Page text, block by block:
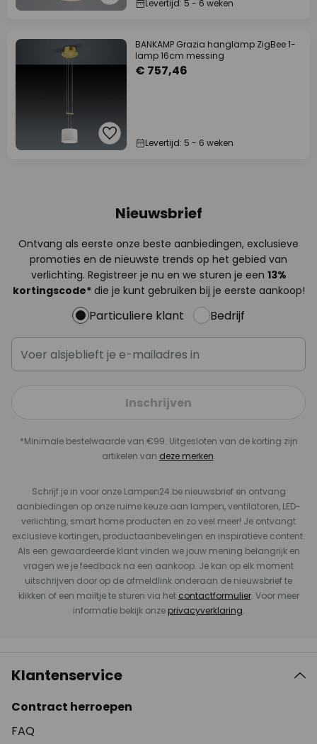
Levertijd: 5 - 6 weken
BANKAMP Grazia hanglamp ZigBee 1-
lamp 16cm messing
€ 757,46
Levertijd: 5 - 6 weken
Nieuwsbrief
Ontvang als eerste onze beste aanbiedingen, exclusieve
promoties en de nieuwste trends op het gebied van
verlichting. Registreer je nu en we sturen je een 13%
kortingscode*die je kunt gebruiken bij je eerste aankoop!
Particuliere klant Bedrijf
Inschrijven
*Minimale bestelwaarde van €99. Uitgesloten van de korting zijn
artikelen van deze merken.
Schrijf je in voor onze Lampen24.be nieuwsbrief en ontvang
aanbiedingen op onze ruime keuze aan lampen, ventilatoren, LED-
verlichting, smart home producten en zo veel meer! Je ontvangt
exclusieve kortingen, productaanbevelingen en inspiratieve content.
Als een gewaardeerde klant vinden we jouw mening belangrijk en
vragen we je feedback na een aankoop. Je kan op elk moment
uitschrijven door op de afmeldlink onderaan de nieuwsbrief te
klikken of een mailtje te sturen via het contactformulier. Voor meer
informatie bekijk onze privacyverklaring.
Klantenservice
Contract herroepen
FAQ